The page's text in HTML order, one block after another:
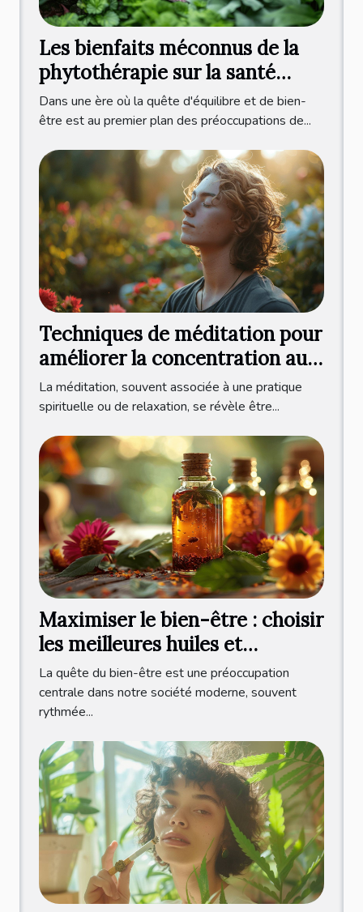
Les bienfaits méconnus de la
phytothérapie sur la santé
mentale
Dans une ère où la quête d'équilibre et de bien-
être est au premier plan des préoccupations de...
Techniques de méditation pour
améliorer la concentration au
quotidien
La méditation, souvent associée à une pratique
spirituelle ou de relaxation, se révèle être...
Maximiser le bien-être : choisir
les meilleures huiles et
infusions CBD
La quête du bien-être est une préoccupation
centrale dans notre société moderne, souvent
rythmée...